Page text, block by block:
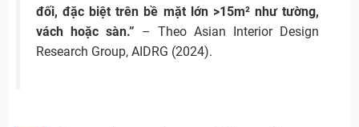
đối, đặc biệt trên bề mặt lớn >15m² như tường,
vách hoặc sàn.” – Theo Asian Interior Design
Research Group, AIDRG (2024).